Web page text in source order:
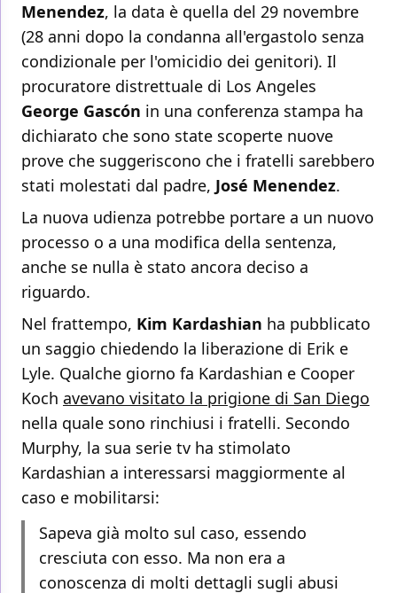
Menendez, la data è quella del 29 novembre
(28 anni dopo la condanna all'ergastolo senza
condizionale per l'omicidio dei genitori). Il
procuratore distrettuale di Los Angeles
George Gascón in una conferenza stampa ha
dichiarato che sono state scoperte nuove
prove che suggeriscono che i fratelli sarebbero
stati molestati dal padre, José Menendez.
La nuova udienza potrebbe portare a un nuovo
processo o a una modifica della sentenza,
anche se nulla è stato ancora deciso a
riguardo.
Nel frattempo, Kim Kardashian ha pubblicato
un saggio chiedendo la liberazione di Erik e
Lyle. Qualche giorno fa Kardashian e Cooper
Koch avevano visitato la prigione di San Diego
nella quale sono rinchiusi i fratelli. Secondo
Murphy, la sua serie tv ha stimolato
Kardashian a interessarsi maggiormente al
caso e mobilitarsi:
Sapeva già molto sul caso, essendo
cresciuta con esso. Ma non era a
conoscenza di molti dettagli sugli abusi